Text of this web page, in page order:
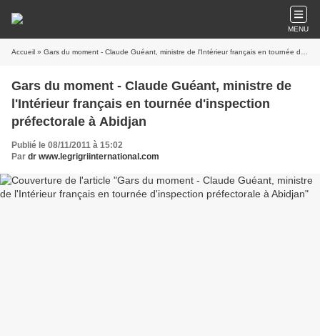
MENU
Accueil » Gars du moment - Claude Guéant, ministre de l'Intérieur français en tournée d'inspection préfectorale à Abidjan
Gars du moment - Claude Guéant, ministre de
l'Intérieur français en tournée d'inspection
préfectorale à Abidjan
Publié le 08/11/2011 à 15:02
Par dr www.legrigriinternational.com